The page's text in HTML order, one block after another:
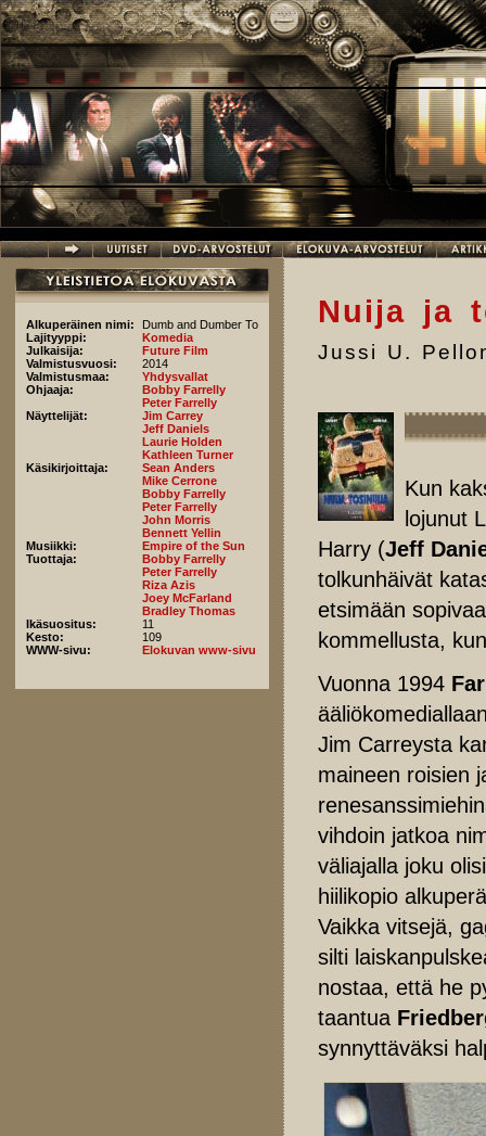
Hyppää pääsisältöön
Alkuperäinen nimi:
Dumb and Dumber To
Lajityyppi:
Komedia
Julkaisija:
Future Film
Valmistusvuosi:
2014
Valmistusmaa:
Yhdysvallat
Ohjaaja:
Bobby Farrelly
Peter Farrelly
Näyttelijät:
Jim Carrey
Jeff Daniels
Laurie Holden
Kathleen Turner
Käsikirjoittaja:
Sean Anders
Mike Cerrone
Bobby Farrelly
Peter Farrelly
John Morris
Bennett Yellin
Musiikki:
Empire of the Sun
Tuottaja:
Bobby Farrelly
Peter Farrelly
Riza Azis
Joey McFarland
Bradley Thomas
Ikäsuositus:
11
Kesto:
109
WWW-sivu:
Elokuvan www-sivu
Nuija ja
Jussi U.
Kun
lojunut
Harry (Jeff
tolkunhäivät
etsimään
kommellusta,
Vuonna 1994
Jim Carreysta
maineen roisien
vihdoin jatkoa
väliajalla joku
hiilikopio
Vaikka vitsejä,
silti
nostaa, että he
taantua
synnyttäväksi